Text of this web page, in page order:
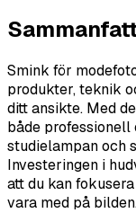
Smink för
produkter, teknik
ditt ansikte. Med
både
studielampan och
Investeringen i
att du kan
vara med på